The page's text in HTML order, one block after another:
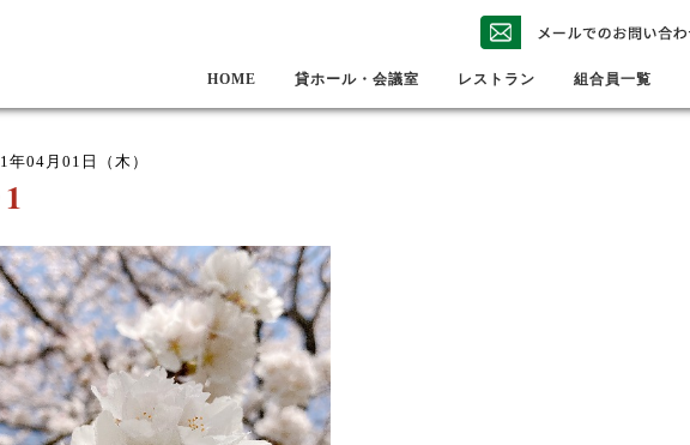
HOME 貸ホール・会議室 レストラン 組合員一覧
年04月01日（木）
1